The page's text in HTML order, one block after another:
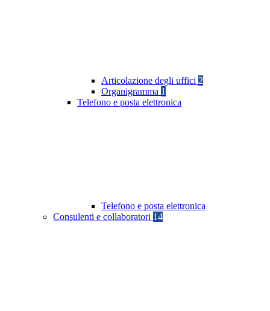
Articolazione degli uffici 2
Organigramma 1
Telefono e posta elettronica
Telefono e posta elettronica
Consulenti e collaboratori 14